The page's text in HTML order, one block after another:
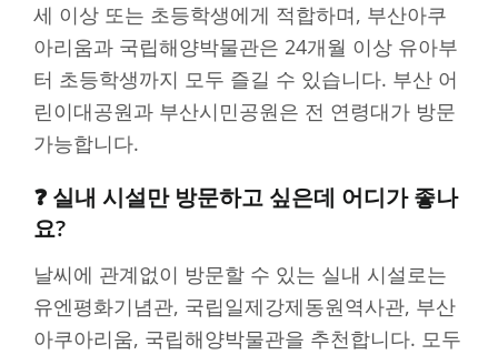
세 이상 또는 초등학생에게 적합하며, 부산아쿠
아리움과 국립해양박물관은 24개월 이상 유아부
터 초등학생까지 모두 즐길 수 있습니다. 부산 어
린이대공원과 부산시민공원은 전 연령대가 방문
가능합니다.
❓ 실내 시설만 방문하고 싶은데 어디가 좋나
요?
날씨에 관계없이 방문할 수 있는 실내 시설로는
유엔평화기념관, 국립일제강제동원역사관, 부산
아쿠아리움, 국립해양박물관을 추천합니다. 모두